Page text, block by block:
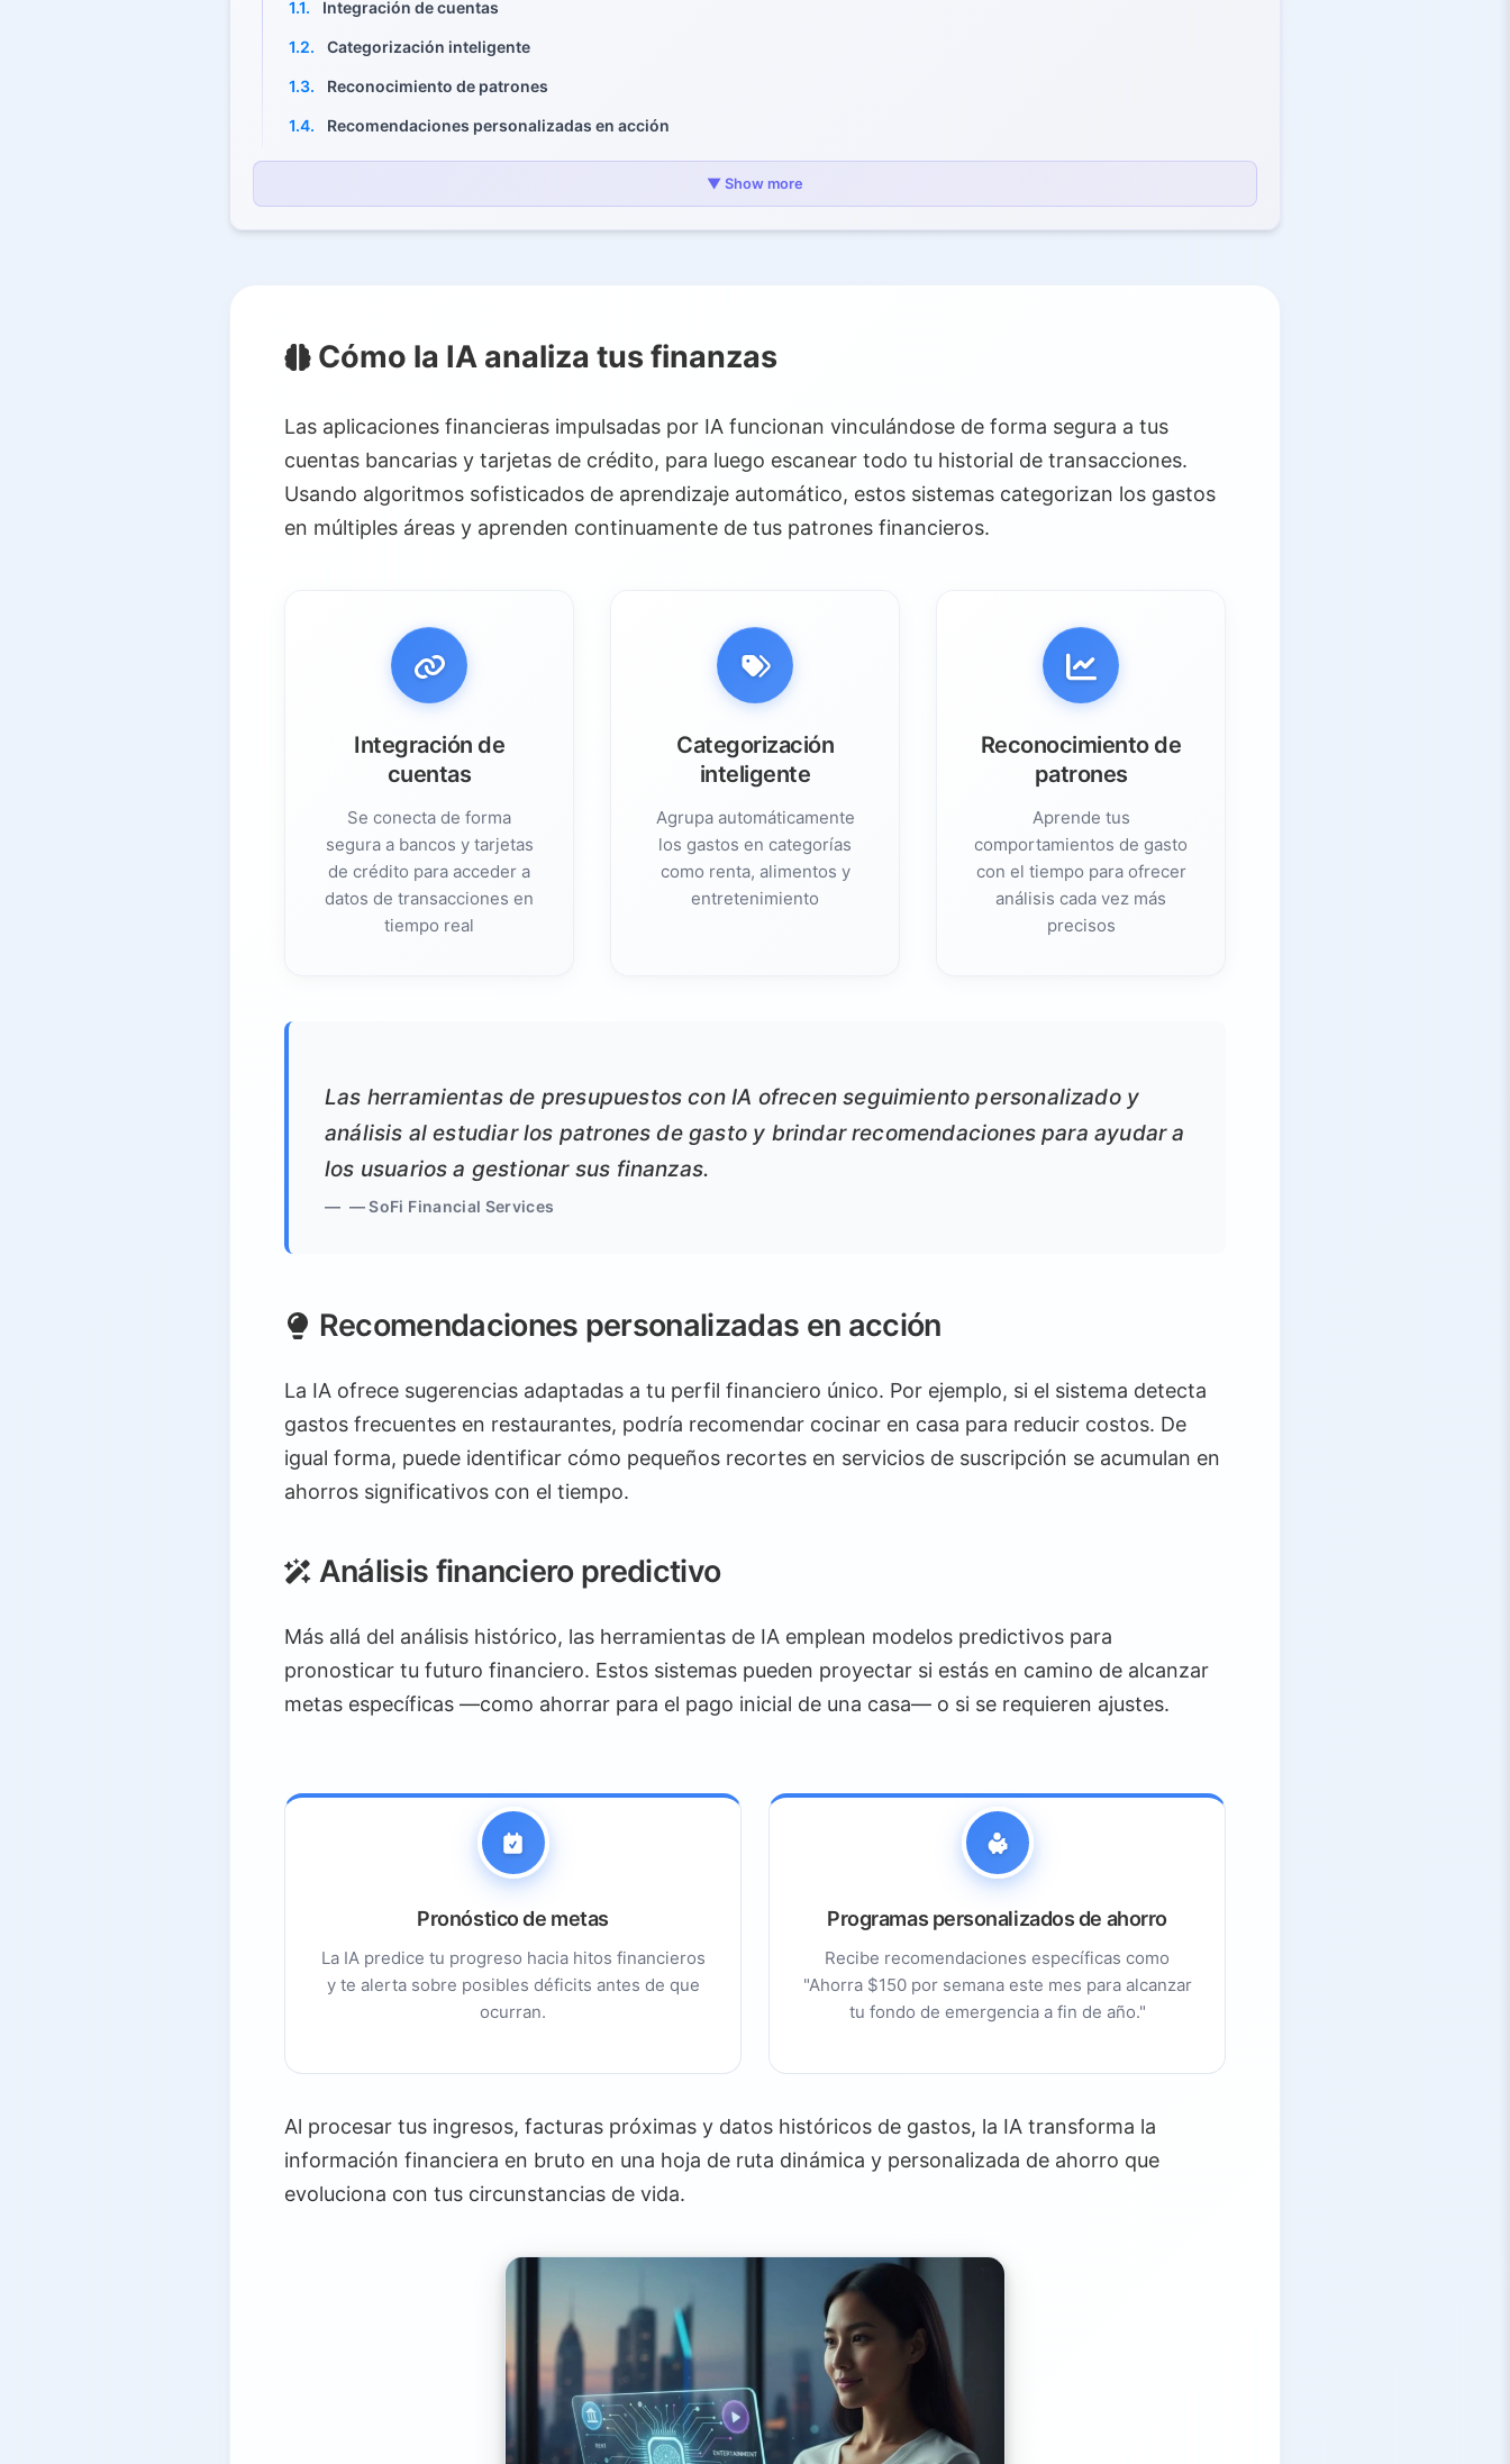
1.1. Integración de cuentas
1.2. Categorización inteligente
1.3. Reconocimiento de patrones
1.4. Recomendaciones personalizadas en acción
1.5. Análisis financiero predictivo
2. Herramientas reales de ahorro con IA
2.4. Cleo AI
Beneficios clave de los planes de ahorro impulsados por IA
Seguimiento automatizado en tiempo real
3.2. Categorización inteligente
El impacto combinado
Salvaguardas y mejores prácticas
Mejores prácticas para un uso seguro y efectivo
Accesibilidad
Automatización
Optimización
▼ Show more
Cómo la IA analiza tus finanzas
Las aplicaciones financieras impulsadas por IA funcionan vinculándose de forma segura a tus
cuentas bancarias y tarjetas de crédito, para luego escanear todo tu historial de transacciones.
Usando algoritmos sofisticados de aprendizaje automático, estos sistemas categorizan los gastos
en múltiples áreas y aprenden continuamente de tus patrones financieros.
Integración de
cuentas
Se conecta de forma
segura a bancos y tarjetas
de crédito para acceder a
datos de transacciones en
tiempo real
Categorización
inteligente
Agrupa automáticamente
los gastos en categorías
como renta, alimentos y
entretenimiento
Reconocimiento de
patrones
Aprende tus
comportamientos de gasto
con el tiempo para ofrecer
análisis cada vez más
precisos
Las herramientas de presupuestos con IA ofrecen seguimiento personalizado y
análisis al estudiar los patrones de gasto y brindar recomendaciones para ayudar a
los usuarios a gestionar sus finanzas.
— SoFi Financial Services
Recomendaciones personalizadas en acción
La IA ofrece sugerencias adaptadas a tu perfil financiero único. Por ejemplo, si el sistema detecta
gastos frecuentes en restaurantes, podría recomendar cocinar en casa para reducir costos. De
igual forma, puede identificar cómo pequeños recortes en servicios de suscripción se acumulan en
ahorros significativos con el tiempo.
Análisis financiero predictivo
Más allá del análisis histórico, las herramientas de IA emplean modelos predictivos para
pronosticar tu futuro financiero. Estos sistemas pueden proyectar si estás en camino de alcanzar
metas específicas —como ahorrar para el pago inicial de una casa— o si se requieren ajustes.
Pronóstico de metas
La IA predice tu progreso hacia hitos financieros
y te alerta sobre posibles déficits antes de que
ocurran.
Programas personalizados de ahorro
Recibe recomendaciones específicas como
"Ahorra $150 por semana este mes para alcanzar
tu fondo de emergencia a fin de año."
Al procesar tus ingresos, facturas próximas y datos históricos de gastos, la IA transforma la
información financiera en bruto en una hoja de ruta dinámica y personalizada de ahorro que
evoluciona con tus circunstancias de vida.